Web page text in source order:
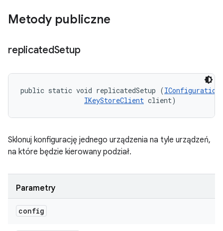
Metody publiczne
replicatedSetup
public static void replicatedSetup (IConfiguration
IKeyStoreClient client)
Sklonuj konfigurację jednego urządzenia na tyle urządzeń,
na które będzie kierowany podział.
Parametry
config